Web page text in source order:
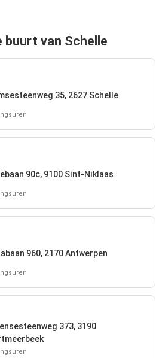
buurt van Schelle
35, 2627 Schelle
90c, 9100 Sint-Niklaas
960, 2170 Antwerpen
373, 3190